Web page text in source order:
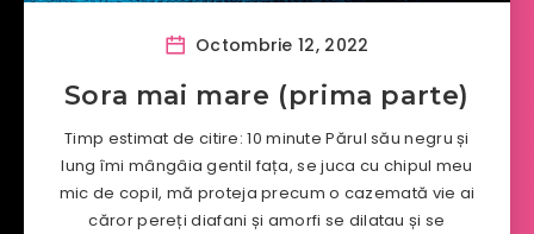
Octombrie 12, 2022
Sora mai mare (prima parte)
Timp estimat de citire: 10 minute Părul său negru și
lung îmi mângâia gentil fața, se juca cu chipul meu
mic de copil, mă proteja precum o cazemată vie ai
căror pereți diafani și amorfi se dilatau și se